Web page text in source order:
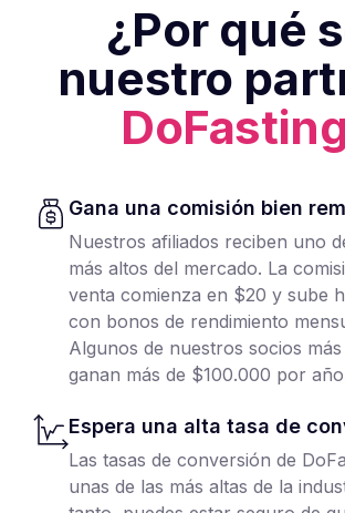
¿Por qué
nuestro
Gana una comisión bien
Nuestros afiliados reciben uno
más altos del mercado. La
venta comienza en $20 y sube
con bonos de rendimiento
Algunos de nuestros socios
ganan más de $100.000 por
Espera una alta tasa de
Las tasas de conversión de
unas de las más altas de la